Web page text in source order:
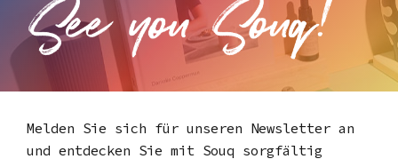
Melden Sie sich für unseren Newsletter an
und entdecken Sie mit Souq sorgfältig